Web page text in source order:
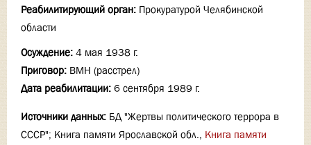
Реабилитирующий орган: Прокуратурой Челябинской
области
Осуждение: 4 мая 1938 г.
Приговор: ВМН (расстрел)
Дата реабилитации: 6 сентября 1989 г.
Источники данных: БД "Жертвы политического террора в
СССР"; Книга памяти Ярославской обл., Книга памяти